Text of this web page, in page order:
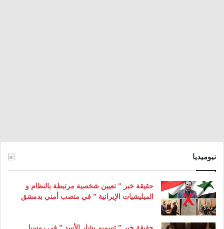
نيوميديا
حقيقة خبر ” تعيين شخصية مرتبطة بالنظام و
الميليشيات الإيرانية ” في منصب أمني بدمشق